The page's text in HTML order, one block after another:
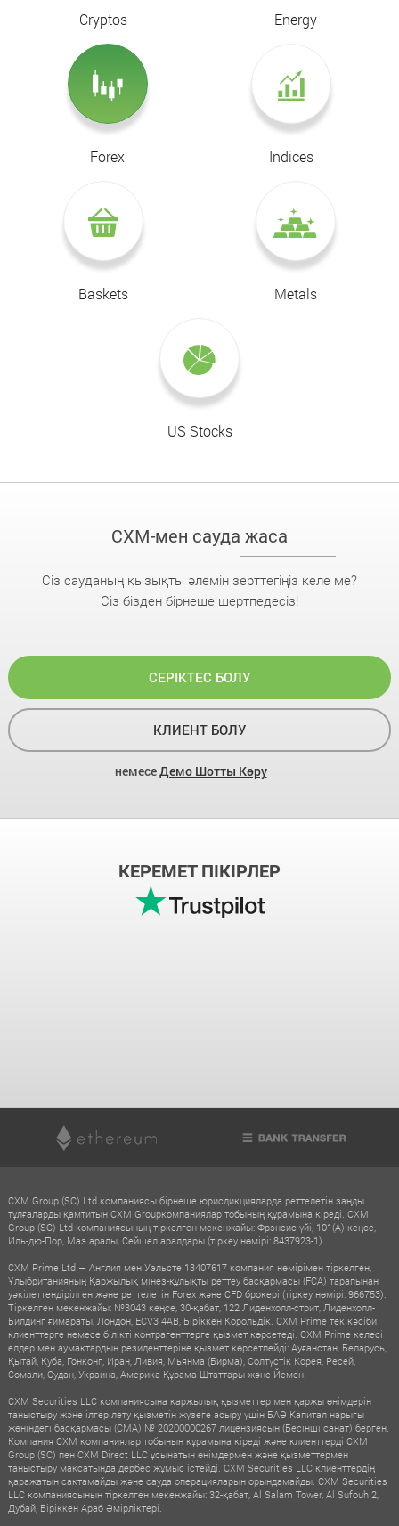
Cryptos Energy
Forex Indices
Baskets Metals
US Stocks
CXM-мен сауда жаса
Сіз сауданың қызықты әлемін зерттегіңіз келе ме?
Сіз бізден бірнеше шертпедесіз!
СЕРІКТЕС БОЛУ
КЛИЕНТ БОЛУ
немесеДемо Шотты Көру
КЕРЕМЕТ ПІКІРЛЕР
CXM Group (SC) Ltd компаниясы бірнеше юрисдикцияларда реттелетін заңды
тұлғаларды қамтитын CXM Groupкомпаниялар тобының құрамына кіреді. CXM
Group (SC) Ltd компаниясының тіркелген мекенжайы: Фрэнсис үйі, 101(A)-кеңсе,
Иль-дю-Пор, Маэ аралы, Сейшел аралдары (тіркеу нөмірі: 8437923-1).
CXM Prime Ltd — Англия мен Уэльсте 13407617 компания нөмірімен тіркелген,
Ұлыбританияның Қаржылық мінез-құлықты реттеу басқармасы (FCA) тарапынан
уәкілеттендірілген және реттелетін Forex және CFD брокері (тіркеу нөмірі: 966753).
Тіркелген мекенжайы: №3043 кеңсе, 30-қабат, 122 Лиденхолл-стрит, Лиденхолл-
Билдинг ғимараты, Лондон, ECV3 4AB, Біріккен Корольдік. CXM Prime тек кәсіби
клиенттерге немесе білікті контрагенттерге қызмет көрсетеді. CXM Prime келесі
елдер мен аумақтардың резиденттеріне қызмет көрсетпейді: Ауғанстан, Беларусь,
Қытай, Куба, Гонконг, Иран, Ливия, Мьянма (Бирма), Солтүстік Корея, Ресей,
Сомали, Судан, Украина, Америка Құрама Штаттары және Йемен.
CXM Securities LLC компаниясына қаржылық қызметтер мен қаржы өнімдерін
таныстыру және ілгерілету қызметін жүзеге асыру үшін БАӘ Капитал нарығы
жөніндегі басқармасы (CMA) № 20200000267 лицензиясын (Бесінші санат) берген.
Компания CXM компаниялар тобының құрамына кіреді және клиенттерді CXM
Group (SC) пен CXM Direct LLC ұсынатын өнімдермен және қызметтермен
таныстыру мақсатында дербес жұмыс істейді. CXM Securities LLC клиенттердің
қаражатын сақтамайды және сауда операцияларын орындамайды. CXM Securities
LLC компаниясының тіркелген мекенжайы: 32-қабат, Al Salam Tower, Al Sufouh 2,
Дубай, Біріккен Араб Әмірліктері.